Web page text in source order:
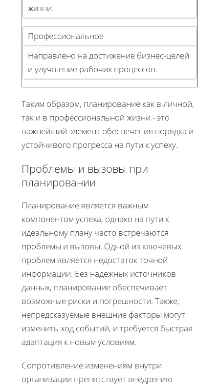
жизни.
Профессиональное
Направлено на достижение бизнес-целей
и улучшение рабочих процессов.
Таким образом, планирование как в личной,
так и в профессиональной жизни - это
важнейший элемент обеспечения порядка и
устойчивого прогресса на пути к успеху.
Проблемы и вызовы при
планировании
Планирование является важным
компонентом успеха, однако на пути к
идеальному плану часто встречаются
проблемы и вызовы. Одной из ключевых
проблем является недостаток точной
информации. Без надежных источников
данных, планирование обеспечивает
возможные риски и погрешности. Также,
непредсказуемые внешние факторы могут
изменить ход событий, и требуется быстрая
адаптация к новым условиям.
Сопротивление изменениям внутри
организации препятствует внедрению